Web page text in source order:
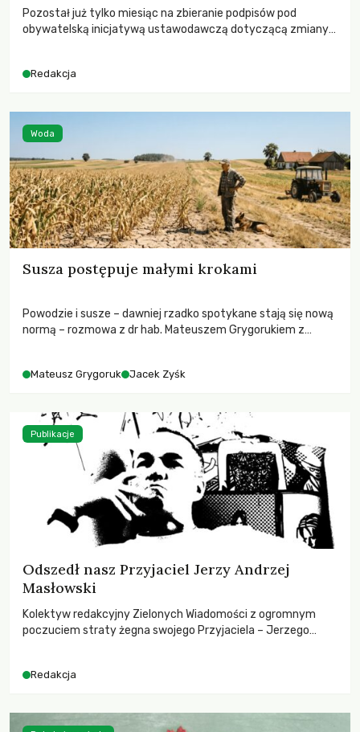
Pozostał już tylko miesiąc na zbieranie podpisów pod
obywatelską inicjatywą ustawodawczą dotyczącą zmiany
niezwykle korzystne rozwiązania dla przyrody i zwierząt,
funkcjonowania łowiectwa w Polsce.
Redakcja
Susza postępuje małymi krokami
Powodzie i susze – dawniej rzadko spotykane stają się nową
normą – rozmowa z dr hab. Mateuszem Grygorukiem z
Mateusz Grygoruk Jacek Zyśk
Woda
Odszedł nasz Przyjaciel Jerzy Andrzej
Masłowski
Kolektyw redakcyjny Zielonych Wiadomości z ogromnym
poczuciem straty żegna swojego Przyjaciela – Jerzego
Redakcja
Publikacje